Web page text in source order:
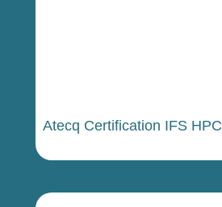
Atecq Certification IFS HPC